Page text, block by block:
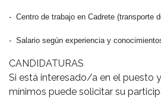
- Centro de trabajo en Cadrete (transporte
- Salario según experiencia y
CANDIDATURAS
Si está interesado/a en el puesto
mínimos puede solicitar su